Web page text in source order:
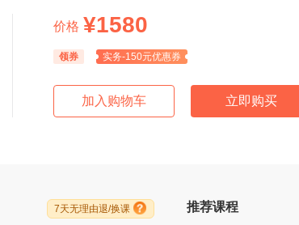
价格 ¥1580
领券 实务-150元优惠券
加入购物车 立即购买
7天无理由退/换课 推荐课程